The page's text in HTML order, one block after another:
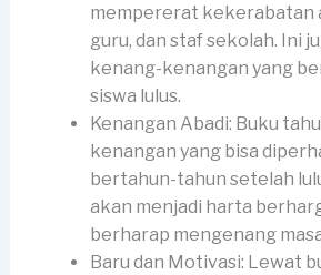
mempererat kekerabatan
guru, dan staf sekolah. Ini
kenang-kenangan yang
siswa lulus.
Kenangan Abadi: Buku
kenangan yang bisa
bertahun-tahun setelah
akan menjadi harta
berharap mengenang
Baru dan Motivasi: Lewat